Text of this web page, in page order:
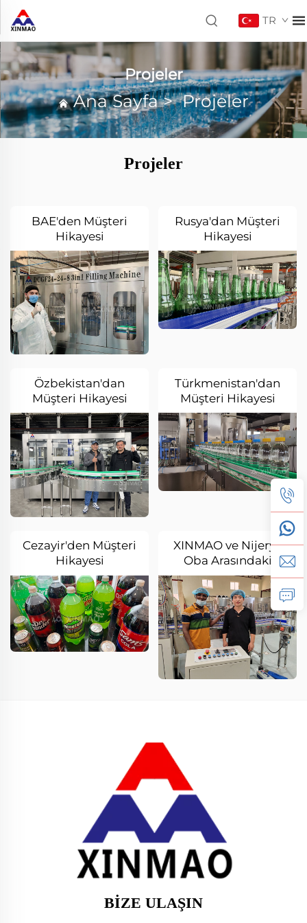
TR
Projeler
Ana Sayfa>Projeler
Projeler
BAE'den Müşteri
Hikayesi
Rusya'dan Müşteri
Hikayesi
Özbekistan'dan
Müşteri Hikayesi
Türkmenistan'dan
Müşteri Hikayesi
Cezayir'den Müşteri
Hikayesi
XINMAO ve Nijerya
Oba Arasındaki
Hikaye
BIZE ULAŞIN